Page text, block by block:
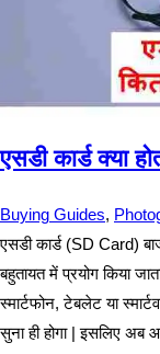
एसडी कार्ड क्या
Buying Guides,
एसडी कार्ड (SD Card)
बहुतायत में प्रयोग किया
स्मार्टफोन, टेबलेट या
सुना ही होगा | इसलिए अब